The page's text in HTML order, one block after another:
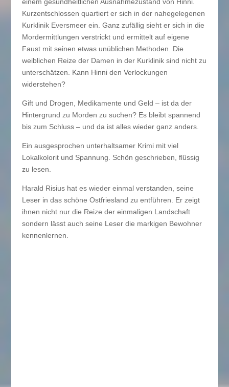
Kurzentschlossen quartiert er sich in der nahegelegenen
Kurklinik Eversmeer ein. Ganz zufällig sieht er sich in die
Mordermittlungen verstrickt und ermittelt auf eigene
Faust mit seinen etwas unüblichen Methoden. Die
weiblichen Reize der Damen in der Kurklinik sind nicht zu
unterschätzen. Kann Hinni den Verlockungen
widerstehen?
Gift und Drogen, Medikamente und Geld – ist da der
Hintergrund zu Morden zu suchen? Es bleibt spannend
bis zum Schluss – und da ist alles wieder ganz anders.
Ein ausgesprochen unterhaltsamer Krimi mit viel
Lokalkolorit und Spannung. Schön geschrieben, flüssig
zu lesen.
Harald Risius hat es wieder einmal verstanden, seine
Leser in das schöne Ostfriesland zu entführen. Er zeigt
ihnen nicht nur die Reize der einmaligen Landschaft
sondern lässt auch seine Leser die markigen Bewohner
kennenlernen.